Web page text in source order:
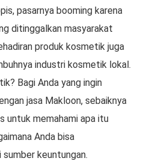
pasarnya booming karena
ditinggalkan masyarakat
produk kosmetik juga
industri kosmetik lokal.
Bagi Anda yang ingin
jasa Makloon, sebaiknya
untuk memahami apa itu
Anda bisa
keuntungan.